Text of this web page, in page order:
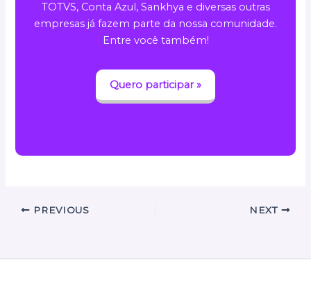
TOTVS, Conta Azul, Sankhya e diversas outras
empresas já fazem parte da nossa comunidade.
Entre você também!
Quero participar »
PREVIOUS NEXT